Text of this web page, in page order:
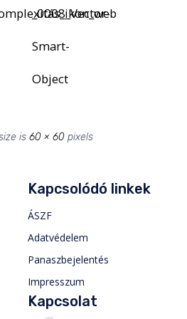
_0008_Vector-
Smart-
Object
is 60 × 60 pixels
Kapcsolódó linkek
ÁSZF
Adatvédelem
Panaszbejelentés
Impresszum
Kapcsolat